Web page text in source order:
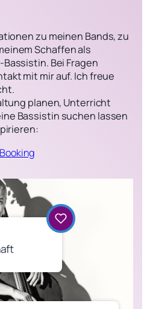
zu meinen Bands, zu
Schaffen als
Bei Fragen
mit mir auf. Ich freue
planen, Unterricht
Bassistin suchen lassen
Booking